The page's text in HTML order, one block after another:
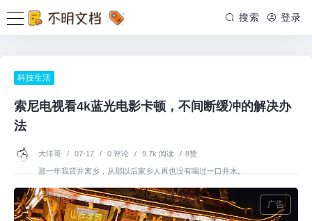
搜索 登录
科技生活
索尼电视看4k蓝光电影卡顿，不间断缓冲的解决办
法
大洋哥 / 07-17 / 0 评论 / 9.7k 阅读 / 8赞
那一年我背井离乡，从那以后家乡人再也没有喝过一口井水。
广告